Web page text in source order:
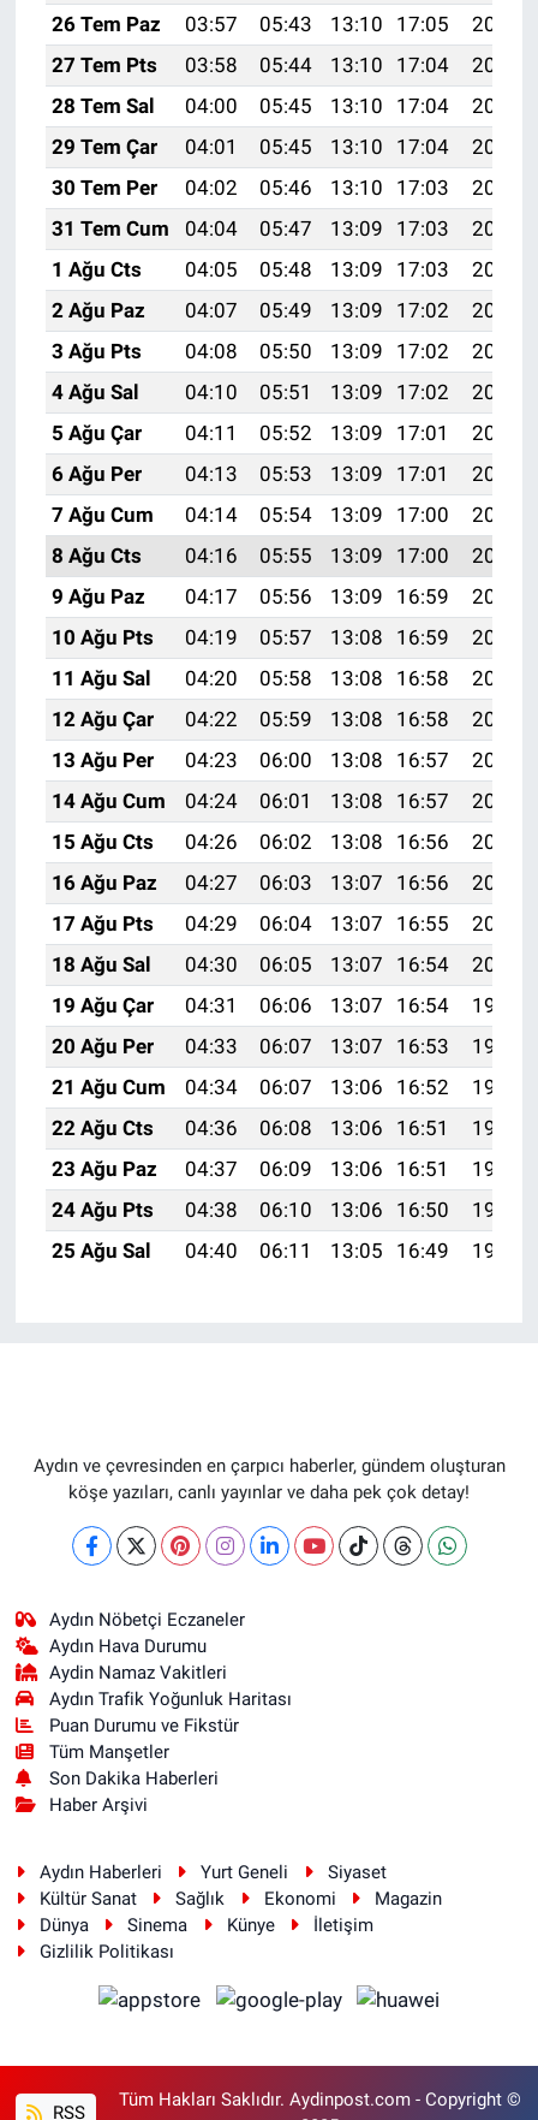
26 Tem Paz
03:57 05:43 13:10 17:05
20:27
27 Tem Pts
03:58 05:44 13:10 17:04
20:26
28 Tem Sal
04:00 05:45 13:10 17:04
20:25
29 Tem Çar
04:01 05:45 13:10 17:04
20:24
30 Tem Per
04:02 05:46 13:10 17:03
20:23
31 Tem Cum
04:04 05:47 13:09 17:03
20:22
1 Ağu Cts
04:05 05:48 13:09 17:03
20:21
2 Ağu Paz
04:07 05:49 13:09 17:02
20:20
3 Ağu Pts
04:08 05:50 13:09 17:02
20:19
4 Ağu Sal
04:10 05:51 13:09 17:02
20:17
5 Ağu Çar
04:11 05:52 13:09 17:01
20:16
6 Ağu Per
04:13 05:53 13:09 17:01
20:15
7 Ağu Cum
04:14 05:54 13:09 17:00
20:14
8 Ağu Cts
04:16 05:55 13:09 17:00
20:13
9 Ağu Paz
04:17 05:56 13:09 16:59
20:11
10 Ağu Pts
04:19 05:57 13:08 16:59
20:10
11 Ağu Sal
04:20 05:58 13:08 16:58
20:09
12 Ağu Çar
04:22 05:59 13:08 16:58
20:08
13 Ağu Per
04:23 06:00 13:08 16:57
20:06
14 Ağu Cum
04:24 06:01 13:08 16:57
20:05
15 Ağu Cts
04:26 06:02 13:08 16:56
20:04
16 Ağu Paz
04:27 06:03 13:07 16:56
20:02
17 Ağu Pts
04:29 06:04 13:07 16:55
20:01
18 Ağu Sal
04:30 06:05 13:07 16:54
20:00
19 Ağu Çar
04:31 06:06 13:07 16:54
19:58
20 Ağu Per
04:33 06:07 13:07 16:53
19:57
21 Ağu Cum
04:34 06:07 13:06 16:52
19:55
22 Ağu Cts
04:36 06:08 13:06 16:51
19:54
23 Ağu Paz
04:37 06:09 13:06 16:51
19:52
24 Ağu Pts
04:38 06:10 13:06 16:50
19:51
25 Ağu Sal
04:40 06:11 13:05 16:49 19:49
Aydın ve çevresinden en çarpıcı haberler, gündem oluşturan
köşe yazıları, canlı yayınlar ve daha pek çok detay!
Aydın Nöbetçi Eczaneler
Aydın Hava Durumu
Aydin Namaz Vakitleri
Aydın Trafik Yoğunluk Haritası
Puan Durumu ve Fikstür
Tüm Manşetler
Son Dakika Haberleri
Haber Arşivi
Aydın Haberleri Yurt Geneli
Siyaset
Kültür Sanat
Sağlık Ekonomi
Magazin
Dünya
Sinema Künye
İletişim
Gizlilik Politikası
RSS
Tüm Hakları Saklıdır. Aydinpost.com - Copyright ©